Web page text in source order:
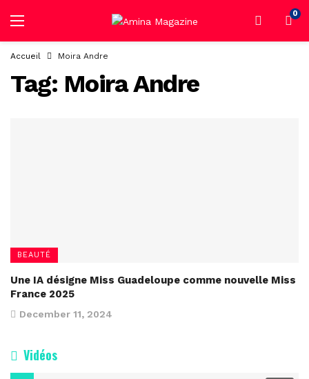
0
Accueil Moira Andre
Tag: Moira Andre
BEAUTÉ
Une IA désigne Miss Guadeloupe comme nouvelle Miss
France 2025
December 11, 2024
Vidéos